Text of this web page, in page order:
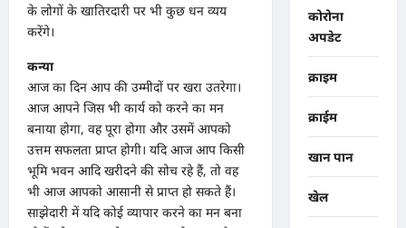
के लोगों के खातिरदारी पर भी कुछ धन व्यय
करेंगे।
कन्या
आज का दिन आप की उम्मीदों पर खरा उतरेगा।
आज आपने जिस भी कार्य को करने का मन
बनाया होगा, वह पूरा होगा और उसमें आपको
उत्तम सफलता प्राप्त होगी। यदि आज आप किसी
भूमि भवन आदि खरीदने की सोच रहे हैं, तो वह
भी आज आपको आसानी से प्राप्त हो सकते हैं।
साझेदारी में यदि कोई व्यापार करने का मन बना
कोरोना
अपडेट
क्राइम
क्राईम
खान पान
खेल